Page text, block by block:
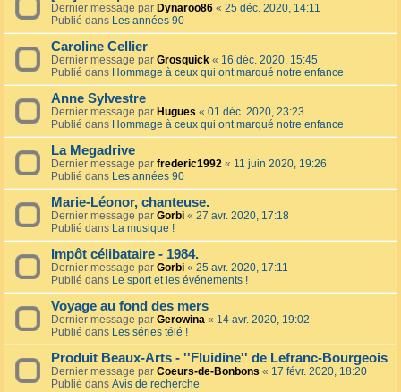
Dernier message par Dynaroo86 « 25 déc. 2020, 14:11
Publié dans Les années 90
Caroline Cellier
Dernier message par Grosquick « 16 déc. 2020, 15:45
Publié dans Hommage à ceux qui ont marqué notre enfance
Anne Sylvestre
Dernier message par Hugues « 01 déc. 2020, 23:23
Publié dans Hommage à ceux qui ont marqué notre enfance
La Megadrive
Dernier message par frederic1992 « 11 juin 2020, 19:26
Publié dans Les années 90
Marie-Léonor, chanteuse.
Dernier message par Gorbi « 27 avr. 2020, 17:18
Publié dans La musique !
Impôt célibataire - 1984.
Dernier message par Gorbi « 25 avr. 2020, 17:11
Publié dans Le sport et les événements !
Voyage au fond des mers
Dernier message par Gerowina « 14 avr. 2020, 19:02
Publié dans Les séries télé !
Produit Beaux-Arts - ''Fluidine'' de Lefranc-Bourgeois
Dernier message par Coeurs-de-Bonbons « 17 févr. 2020, 18:20
Publié dans Avis de recherche